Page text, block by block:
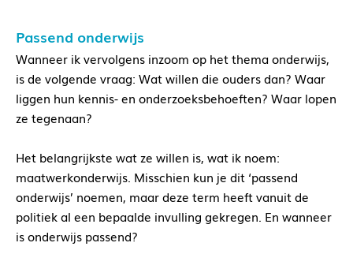
Passend onderwijs
Wanneer ik vervolgens inzoom op het thema onderwijs,
is de volgende vraag: Wat willen die ouders dan? Waar
liggen hun kennis- en onderzoeksbehoeften? Waar lopen
ze tegenaan?
Het belangrijkste wat ze willen is, wat ik noem:
maatwerkonderwijs. Misschien kun je dit ‘passend
onderwijs’ noemen, maar deze term heeft vanuit de
politiek al een bepaalde invulling gekregen. En wanneer
is onderwijs passend?